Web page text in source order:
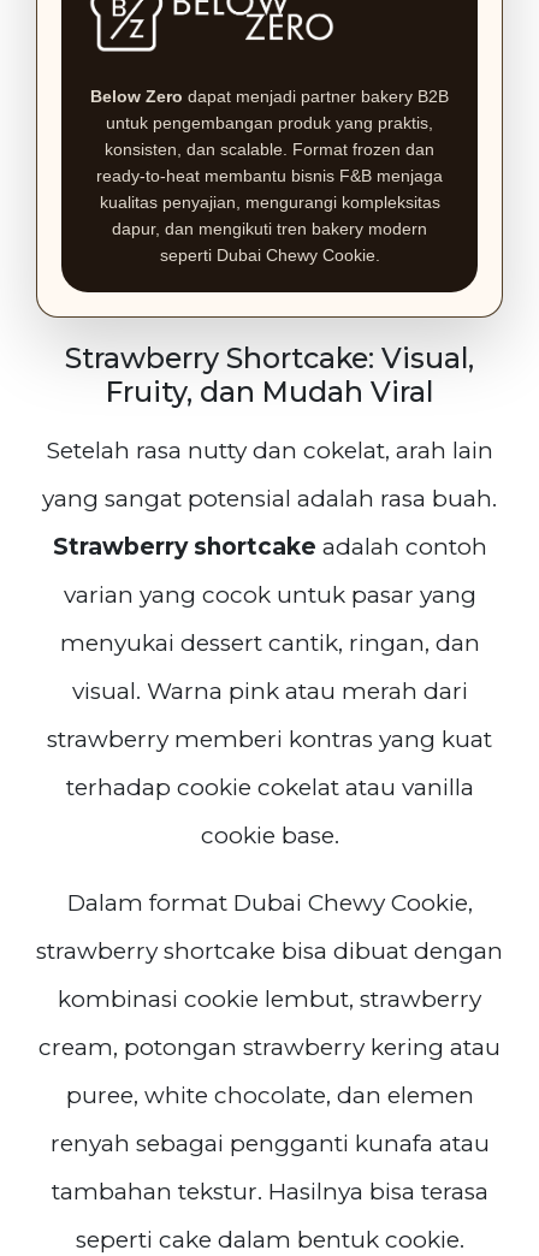
Below Zero dapat menjadi partner bakery B2B
untuk pengembangan produk yang praktis,
konsisten, dan scalable. Format frozen dan
ready-to-heat membantu bisnis F&B menjaga
kualitas penyajian, mengurangi kompleksitas
dapur, dan mengikuti tren bakery modern
seperti Dubai Chewy Cookie.
Strawberry Shortcake: Visual,
Fruity, dan Mudah Viral
Setelah rasa nutty dan cokelat, arah lain
yang sangat potensial adalah rasa buah.
Strawberry shortcake adalah contoh
varian yang cocok untuk pasar yang
menyukai dessert cantik, ringan, dan
visual. Warna pink atau merah dari
strawberry memberi kontras yang kuat
terhadap cookie cokelat atau vanilla
cookie base.
Dalam format Dubai Chewy Cookie,
strawberry shortcake bisa dibuat dengan
kombinasi cookie lembut, strawberry
cream, potongan strawberry kering atau
puree, white chocolate, dan elemen
renyah sebagai pengganti kunafa atau
tambahan tekstur. Hasilnya bisa terasa
seperti cake dalam bentuk cookie.